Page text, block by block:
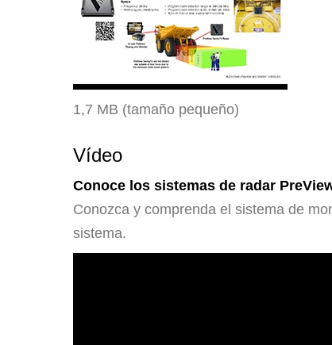
1,7 MB (tamaño pequeño)
Vídeo
Conoce los sistemas de radar
Conozca y comprenda el sistema de
sistema.